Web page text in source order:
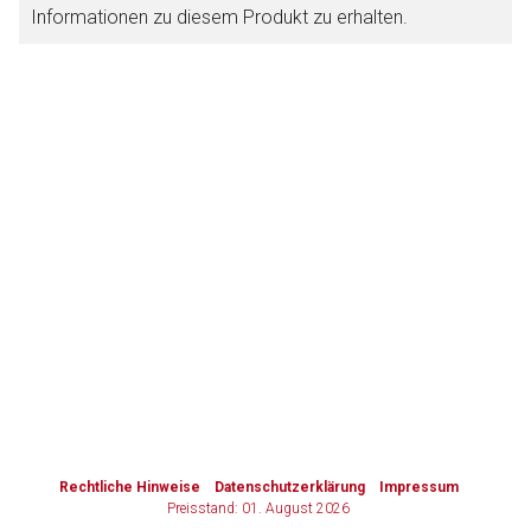
Informationen zu diesem Produkt zu erhalten.
Rechtliche Hinweise Datenschutzerklärung
Impressum
Preisstand: 01. August 2026